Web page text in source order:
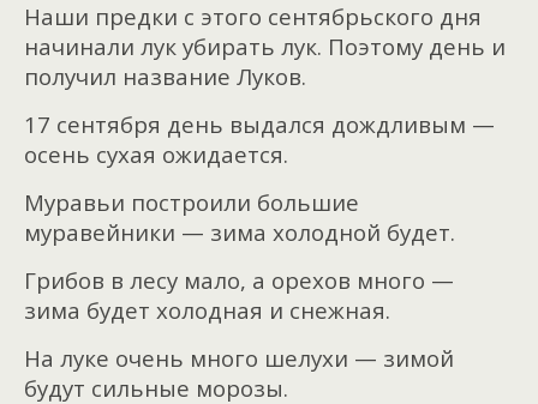
Наши предки с этого сентябрьского дня
начинали лук убирать лук. Поэтому день и
получил название Луков.
17 сентября день выдался дождливым —
осень сухая ожидается.
Муравьи построили большие
муравейники — зима холодной будет.
Грибов в лесу мало, а орехов много —
зима будет холодная и снежная.
На луке очень много шелухи — зимой
будут сильные морозы.